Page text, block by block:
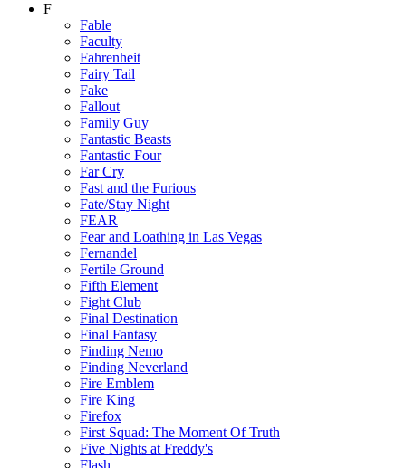
F
Fable
Faculty
Fahrenheit
Fairy Tail
Fake
Fallout
Family Guy
Fantastic Beasts
Fantastic Four
Far Cry
Fast and the Furious
Fate/Stay Night
FEAR
Fear and Loathing in Las Vegas
Fernandel
Fertile Ground
Fifth Element
Fight Club
Final Destination
Final Fantasy
Finding Nemo
Finding Neverland
Fire Emblem
Fire King
Firefox
First Squad: The Moment Of Truth
Five Nights at Freddy's
Flash